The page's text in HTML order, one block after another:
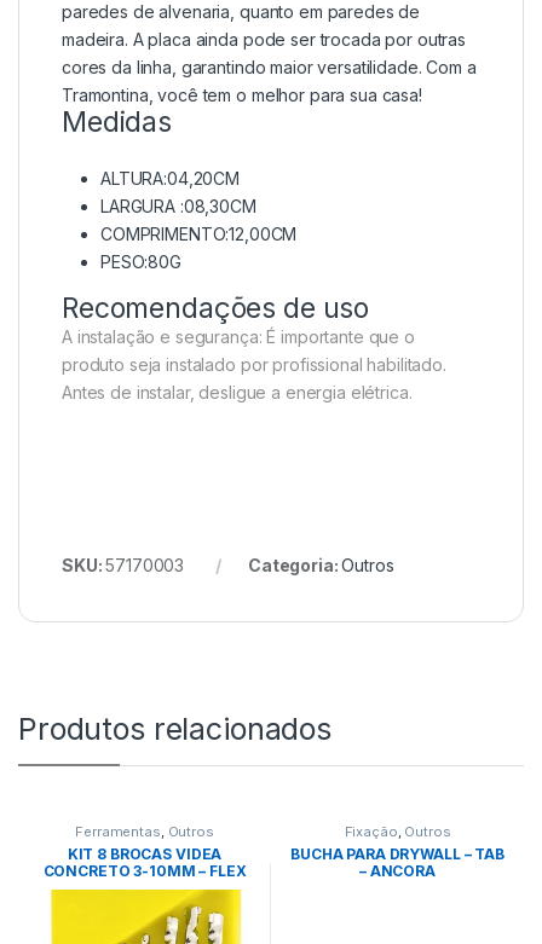
paredes de alvenaria, quanto em paredes de
madeira. A placa ainda pode ser trocada por outras
cores da linha, garantindo maior versatilidade. Com a
Tramontina, você tem o melhor para sua casa!
Medidas
ALTURA:04,20CM
LARGURA :08,30CM
COMPRIMENTO:12,00CM
PESO:80G
Recomendações de uso
A instalação e segurança: É importante que o
produto seja instalado por profissional habilitado.
Antes de instalar, desligue a energia elétrica.
SKU:57170003 Categoria:Outros
Produtos relacionados
Ferramentas, Outros
KIT 8 BROCAS VIDEA
CONCRETO 3-10MM – FLEX
Fixação, Outros
BUCHA PARA DRYWALL – TAB
– ANCORA